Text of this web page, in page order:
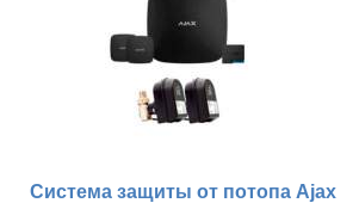
Система защиты от потопа Ajax